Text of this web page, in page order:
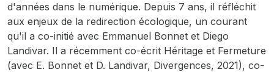
d'années dans le numérique. Depuis 7 ans, il réfléchit
aux enjeux de la redirection écologique, un courant
qu'il a co-initié avec Emmanuel Bonnet et Diego
Landivar. Il a récemment co-écrit Héritage et Fermeture
(avec E. Bonnet et D. Landivar, Divergences, 2021), co-